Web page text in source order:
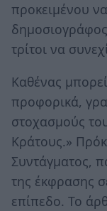
προκειμένου
τρίτοι να
Καθένας
προφορικά,
στοχασμούς
Κράτους.»
Συντάγματος,
της έκφρασης
επίπεδο. Το